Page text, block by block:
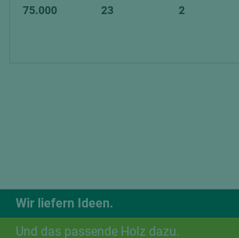
75.000
23
2
Wir liefern Ideen.
Und das passende Holz dazu.